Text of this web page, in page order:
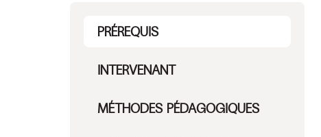
PRÉREQUIS
INTERVENANT
MÉTHODES PÉDAGOGIQUES